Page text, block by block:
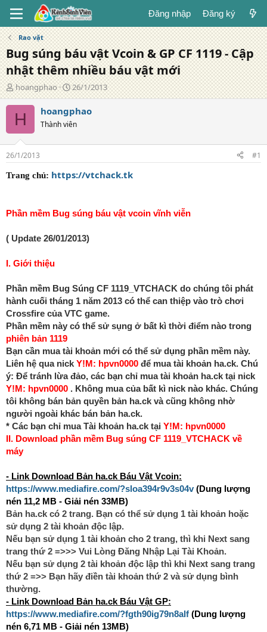
Đăng nhập Đăng ký
Rao vặt
Bug súng báu vật Vcoin & GP CF 1119 - Cập
nhật thêm nhiều báu vật mới
T
á
c
g
ả
hoangphao
N
g
à
đ
g
26/1/2013
H hoangphao
Thành viên
26/1/2013 #1
Trang chủ: https://vtchack.tk
Phần mềm Bug súng báu vật vcoin vĩnh viễn
( Update 26/01/2013)
I. Giới thiệu
Phần mềm Bug Súng CF 1119_VTCHACK do chúng tôi phát
hành cuối tháng 1 năm 2013 có thể can thiệp vào trò chơi
Crossfire của VTC game.
Phần mềm này có thể sử sụng ở bất kì thời điểm nào trong
phiên bản 1119
Bạn cần mua tài khoản mới có thể sử dụng phần mềm này.
Liên hệ qua nick Y!M: hpvn0000 để mua tài khoản ha.ck. Chú
ý: Để tránh lừa đảo, các bạn chỉ mua tài khoản ha.ck tại nick
Y!M: hpvn0000 . Không mua của bất kì nick nào khác. Chúng
tôi không bán bản quyền bản ha.ck và cũng không nhờ
người ngoài khác bán bản ha.ck.
* Các bạn chỉ mua Tài khoản ha.ck tại Y!M: hpvn0000
II. Download phần mềm Bug súng CF 1119_VTCHACK về
máy
- Link Download Bản ha.ck Báu Vật Vcoin:
https://www.mediafire.com/?sloa394r9v3s04v (Dung lượng
nén 11,2 MB - Giải nén 33MB)
Bản ha.ck có 2 trang. Bạn có thể sử dụng 1 tài khoản hoặc
sử dụng 2 tài khoản độc lập.
Nếu bạn sử dụng 1 tài khoản cho 2 trang, thì khi Next sang
trang thứ 2 =>>> Vui Lòng Đăng Nhập Lại Tài Khoản.
Nếu bạn sử dụng 2 tài khoản độc lập thì khi Next sang trang
thứ 2 =>> Bạn hãy điền tài khoản thứ 2 và sử dụng bình
thường.
- Link Download Bản ha.ck Báu Vật GP:
https://www.mediafire.com/?fgth90ig79n8alf (Dung lượng
nén 6,71 MB - Giải nén 13MB)